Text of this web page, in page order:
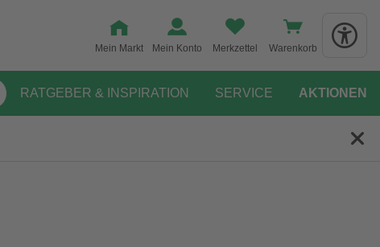
Mein Markt Mein Konto Merkzettel Warenkorb
RATGEBER & INSPIRATION SERVICE AKTIONEN